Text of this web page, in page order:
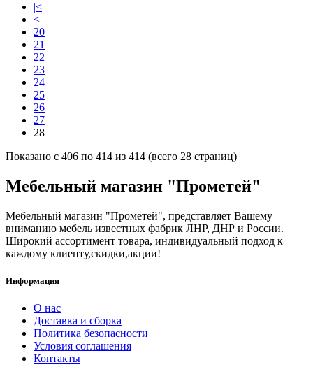
|<
<
20
21
22
23
24
25
26
27
28
Показано с 406 по 414 из 414 (всего 28 страниц)
Мебельный магазин "Прометей"
Мебельный магазин "Прометей", представляет Вашему
вниманию мебель известных фабрик ЛНР, ДНР и России.
Широкий ассортимент товара, индивидуальный подход к
каждому клиенту,скидки,акции!
Информация
О нас
Доставка и сборка
Политика безопасности
Условия соглашения
Контакты